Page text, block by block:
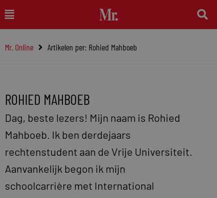
naar
inhoud
Main
Menu
Mr. Online Artikelen per: Rohied Mahboeb
ROHIED MAHBOEB
Dag, beste lezers! Mijn naam is Rohied
Mahboeb. Ik ben derdejaars
rechtenstudent aan de Vrije Universiteit.
Aanvankelijk begon ik mijn
schoolcarrière met International